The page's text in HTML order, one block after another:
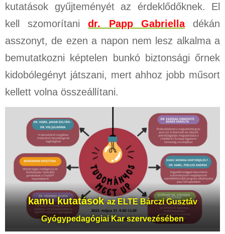
kutatások gyűjteményét az érdeklődőknek. El
kell szomorítanidr. Papp Gabrielladékán
asszonyt, de ezen a napon nem lesz alkalma a
bemutatkozni képtelen bunkó biztonsági őrnek
kidobólegényt játszani, mert ahhoz jobb műsort
kellett volna összeállítani.
kamu kutatások az ELTE Bárczi Gusztáv
Gyógypedagógiai Kar szervezésében